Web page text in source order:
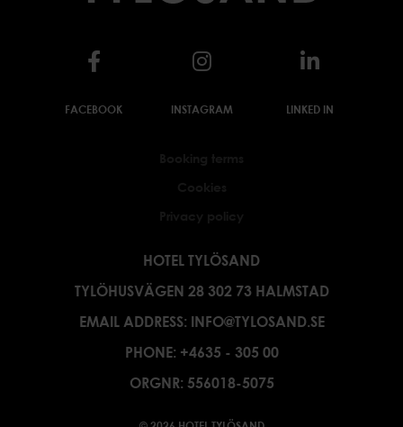
FACEBOOK INSTAGRAM LINKED IN
HOTEL TYLÖSAND
TYLÖHUSVÄGEN 28 302 73 HALMSTAD
EMAIL ADDRESS: INFO@TYLOSAND.SE
PHONE: +4635 - 305 00
ORGNR: 556018-5075